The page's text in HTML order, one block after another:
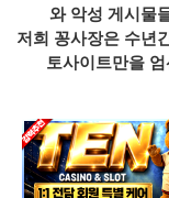
와 악성 게시물
저희 꽁사장은 수년
토사이트만을 엄